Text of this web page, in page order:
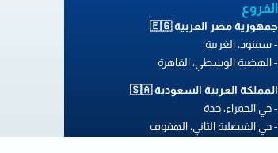
الفروع
جمهورية مصر العربية 🇪🇬
- سمنود، الغربية
- الهضبة الوسطي، القاهرة
المملكة العربية السعودية 🇸🇦
- حي الحمراء، جدة
- حي الفيصلية الثاني، الهفوف